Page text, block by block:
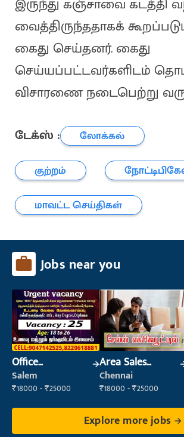
இருந்து கஞ்சாவை கடத்தி
வைத்திருந்ததாகக்
கைது செய்தனர். கைது
செய்யப்பட்டவர்களிடம்
விசாரணை நடைபெற்று
டேக்ஸ் :
லோக்கல்
குற்றம்
மாவட்ட செய்திகள்
Jobs near you
Office
Maintenance
Staff
Salem
₹18000 - ₹25000
Area Sales
Executive
Chennai
₹18000 - ₹25000
Explore more jobs